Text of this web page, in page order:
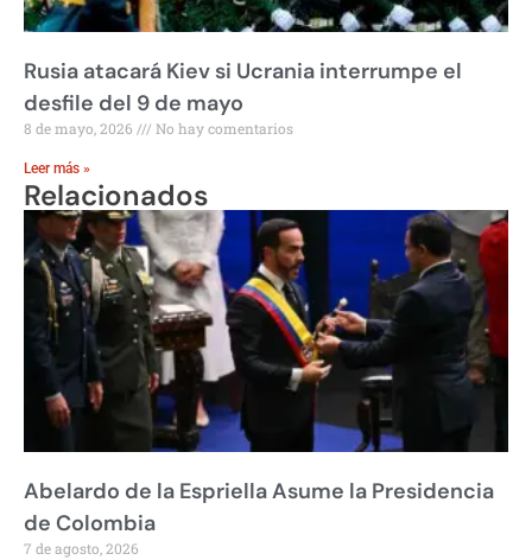
Rusia atacará Kiev si Ucrania interrumpe el
desfile del 9 de mayo
8 de mayo, 2026 No hay comentarios
Leer más »
Relacionados
Abelardo de la Espriella Asume la Presidencia
de Colombia
7 de agosto, 2026